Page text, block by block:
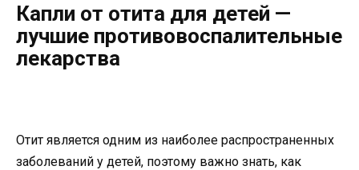
Капли от отита для детей —
лучшие противовоспалительные
лекарства
Отит является одним из наиболее распространенных
заболеваний у детей, поэтому важно знать, как